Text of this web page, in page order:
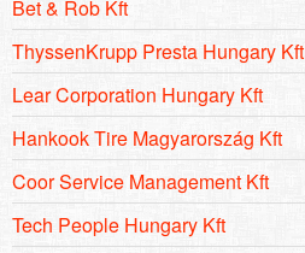
Bet & Rob Kft
ThyssenKrupp Presta Hungary Kft
Lear Corporation Hungary Kft
Hankook Tire Magyarország Kft
Coor Service Management Kft
Tech People Hungary Kft